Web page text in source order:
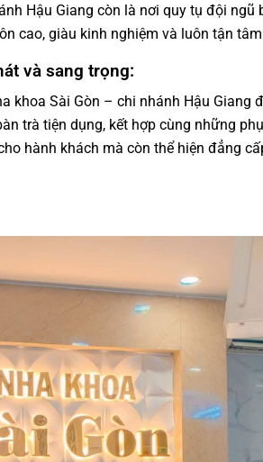
Hậu Giang còn là nơi quy tụ đội
cao, giàu kinh nghiệm và luôn tận
và sang trọng:
khoa Sài Gòn – chi nhánh Hậu Giang
trà tiện dụng, kết hợp cùng những
hành khách mà còn thể hiện đẳng